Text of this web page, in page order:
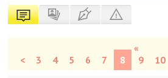
«
<
3 4 5 6 7 8 9 10